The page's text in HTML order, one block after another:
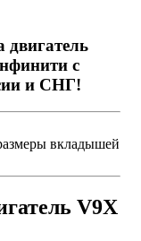
с
и СНГ!
вкладышей
V9X